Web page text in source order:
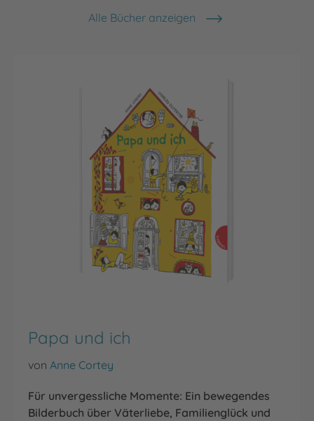
Alle Bücher anzeigen
Papa und ich
von Anne Cortey
Für unvergessliche Momente: Ein bewegendes
Bilderbuch über Väterliebe, Familienglück und